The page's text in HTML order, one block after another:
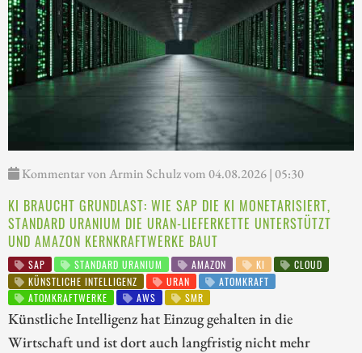
Kommentar von Armin Schulz vom 04.08.2026 | 05:30
KI BRAUCHT GRUNDLAST: WIE SAP DIE KI MONETARISIERT,
STANDARD URANIUM DIE URAN-LIEFERKETTE UNTERSTÜTZT
UND AMAZON KERNKRAFTWERKE BAUT
SAP STANDARD URANIUM AMAZON KI
CLOUD
KÜNSTLICHE INTELLIGENZ
URAN
ATOMKRAFT
ATOMKRAFTWERKE
AWS SMR
Künstliche Intelligenz hat Einzug gehalten in die
Wirtschaft und ist dort auch langfristig nicht mehr